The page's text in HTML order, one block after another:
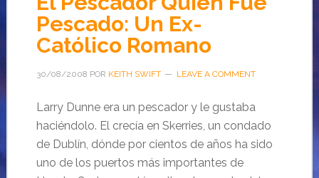
Pescado: Un Ex-
Católico Romano
30/08/2008 POR KEITH SWIFT LEAVE A COMMENT
Larry Dunne era un pescador y le gustaba
haciéndolo. El crecía en Skerries, un condado
de Dublín, dónde por cientos de años ha sido
uno de los puertos más importantes de